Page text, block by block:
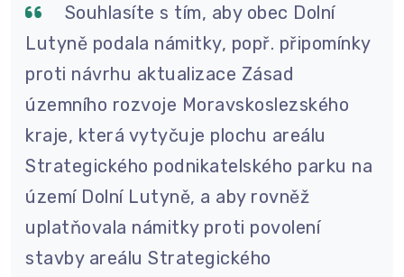
Souhlasíte s tím, aby obec Dolní
Lutyně podala námitky, popř. připomínky
proti návrhu aktualizace Zásad
územního rozvoje Moravskoslezského
kraje, která vytyčuje plochu areálu
Strategického podnikatelského parku na
území Dolní Lutyně, a aby rovněž
uplatňovala námitky proti povolení
stavby areálu Strategického